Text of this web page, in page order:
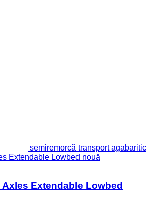
semiremorcă transport agabaritic
Extendable Lowbed nouă
Axles Extendable Lowbed